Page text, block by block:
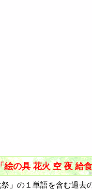
絵の具 花火 空 夜 給
」の１単語を含む過去